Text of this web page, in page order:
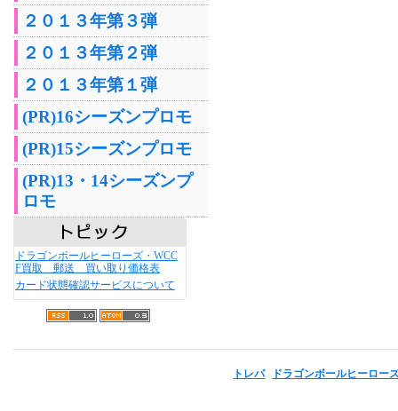
２０１３年第３弾
２０１３年第２弾
２０１３年第１弾
(PR)16シーズンプロモ
(PR)15シーズンプロモ
(PR)13・14シーズンプ
ロモ
ドラゴンボールヒーローズ・WCC
F買取 郵送 買い取り価格表
カード状態確認サービスについて
トレパ| ドラゴンボールヒーロー